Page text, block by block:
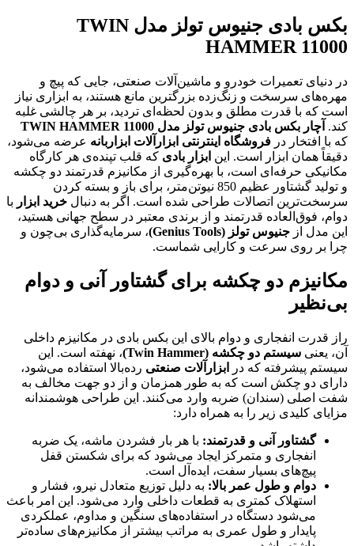
بکس بادی جنیوس تولز مدل TWIN
HAMMER 11000
در دنیای تعمیرات خودرو و ماشین‌آلات صنعتی، جایی که پیچ و
مهره‌های سرسخت و زنگ‌زده بزرگترین مانع هستند، به ابزاری نیاز
است که با قدرت مطلق و بدون لحظه‌ای تردید، بر هر چالشی غلبه
کند. آچار بکس بادی جنیوس تولز مدل TWIN HAMMER 11000
که با افتخار در فروشگاه اینترنتی ابزارآلات ابزاربانه عرضه می‌شود،
دقیقاً همان ابزار است. این ابزار بادی که قلب تپنده‌ی هر کارگاه
مکانیکی حرفه‌ای است، با بهره‌گیری از مکانیزم قدرتمند دو چکشه
و تولید گشتاور عظیم 850 نیوتن‌متر، برای باز و بسته کردن
سرسخت‌ترین اتصالات طراحی شده است. اگر به دنبال خرید ابزار با
دوام، فوق‌العاده قدرتمند و از برندی معتبر در سطح جهانی هستید،
این مدل از جنیوس تولز (Genius Tools)
، سرمایه‌گذاری بی‌چون و
چرا بر روی سرعت و کارایی شماست.
مکانیزم دو چکشه برای گشتاور آنی و دوام
بی‌نظیر
راز قدرت انفجاری و دوام بالای این بکس بادی در مکانیزم داخلی
آن، یعنی سیستم دو چکشه (Twin Hammer)
، نهفته است. این
سیستم پیشرفته که در
ابزارآلات صنعتی رده‌بالا استفاده می‌شود،
دارای دو چکش است که به طور همزمان و از دو جهت مخالف به
شفت اصلی (سندان) ضربه وارد می‌کنند. این طراحی هوشمندانه
مزایای کلیدی زیر را به همراه دارد:
گشتاور آنی و قدرتمند: با هر بار فشردن ماشه، یک ضربه
انفجاری و متمرکز ایجاد می‌شود که برای شکستن قفل
پیچ‌های بسیار سفت، ایده‌آل است.
دوام و طول عمر بالا: به دلیل توزیع متعادل نیرو، فشار و
استهلاک کمتری به قطعات داخلی وارد می‌شود. این امر باعث
می‌شود دستگاه در استفاده‌های سنگین و مداوم، عملکردی
پایدار و طول عمری به مراتب بیشتر از مکانیزم‌های ساده‌تر